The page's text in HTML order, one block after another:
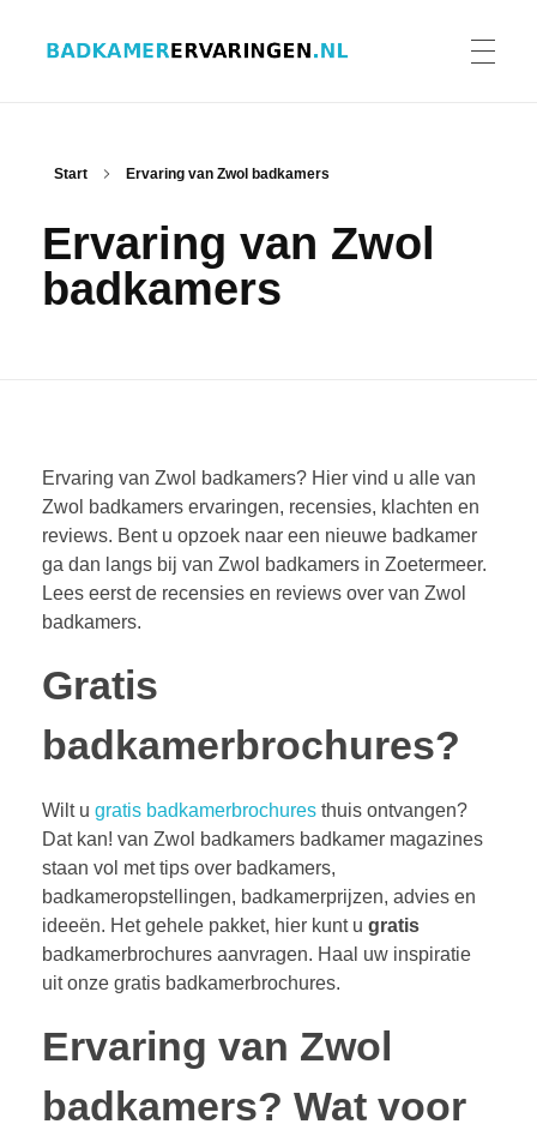
ERVARINGEN BADKAMERS
CONTACT
Start Ervaring van Zwol badkamers
Ervaring van Zwol
badkamers
Ervaring van Zwol badkamers? Hier vind u alle van
Zwol badkamers ervaringen, recensies, klachten en
reviews. Bent u opzoek naar een nieuwe badkamer
ga dan langs bij van Zwol badkamers in Zoetermeer.
Lees eerst de recensies en reviews over van Zwol
badkamers.
Gratis
badkamerbrochures?
Wilt u gratis badkamerbrochures thuis ontvangen?
Dat kan! van Zwol badkamers badkamer magazines
staan vol met tips over badkamers,
badkameropstellingen, badkamerprijzen, advies en
ideeën. Het gehele pakket, hier kunt u gratis
badkamerbrochures aanvragen. Haal uw inspiratie
uit onze gratis badkamerbrochures.
Ervaring van Zwol
badkamers? Wat voor